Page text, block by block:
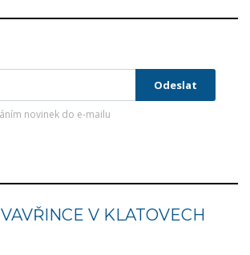
novinek do e-mailu
V KLATOVECH